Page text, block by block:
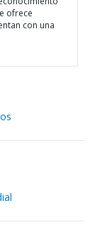
ofrece
con una